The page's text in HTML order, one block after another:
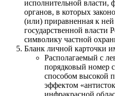
исполнительной власти,
органов, в которых
(или) приравненная к
государственной власти
символику частной
Бланк личной карточки
Располагаемый с
порядковый номер
способом высокой
эффектом
инфракрасной